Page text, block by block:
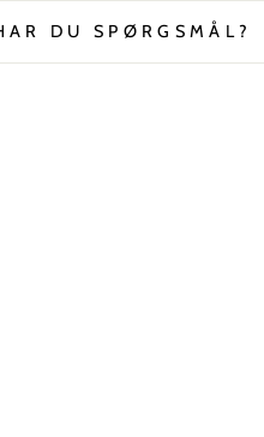
DU SPØRGSMÅL?